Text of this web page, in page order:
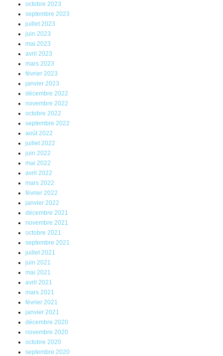
octobre 2023
septembre 2023
juillet 2023
juin 2023
mai 2023
avril 2023
mars 2023
février 2023
janvier 2023
décembre 2022
novembre 2022
octobre 2022
septembre 2022
août 2022
juillet 2022
juin 2022
mai 2022
avril 2022
mars 2022
février 2022
janvier 2022
décembre 2021
novembre 2021
octobre 2021
septembre 2021
juillet 2021
juin 2021
mai 2021
avril 2021
mars 2021
février 2021
janvier 2021
décembre 2020
novembre 2020
octobre 2020
septembre 2020